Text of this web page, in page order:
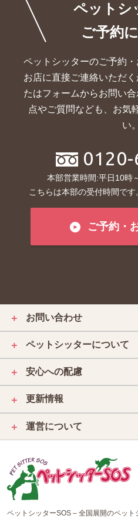
ペットシ
ご予約
ペットシッターのご予約
お店に直接ご連絡いただく
たはフォームからお問い
点やご質問なども、お気
い。
本部営業時間:平日10時
こちらは本部の受付時間で
ご予約・
＋ お問い合わせ
＋ ペットシッターについて
＋ 安心への配慮
＋ 更新情報
＋ 運営について
ペットシッターSOS – 全国展開のペット